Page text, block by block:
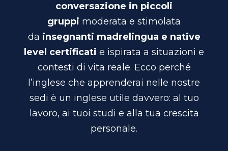
conversazione in piccoli
gruppi moderata e stimolata
da insegnanti madrelingua e native
level certificati e ispirata a situazioni e
contesti di vita reale. Ecco perché
l’inglese che apprenderai nelle nostre
sedi è un inglese utile davvero: al tuo
lavoro, ai tuoi studi e alla tua crescita
personale.